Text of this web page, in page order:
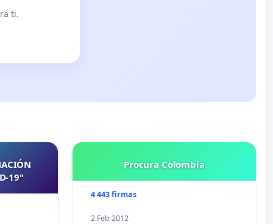
ti.
19"
Procura Colombia
4 443 firmas
2 Feb 2012